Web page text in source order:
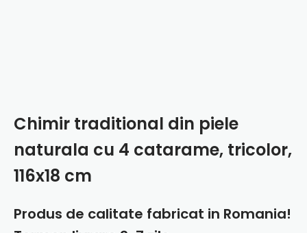
Chimir traditional din piele
naturala cu 4 catarame, tricolor,
116x18 cm
Produs de calitate fabricat in Romania!